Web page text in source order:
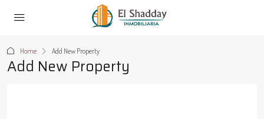
Home Add New Property
Add New Property